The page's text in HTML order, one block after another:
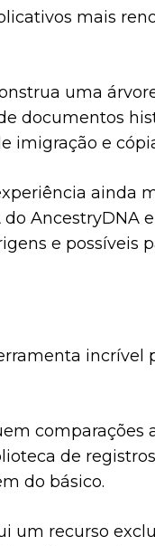
mais
uma
documentos
imigração e
ainda
AncestryDNA
e possíveis
incrível
comparações
de
do básico.
um recurso